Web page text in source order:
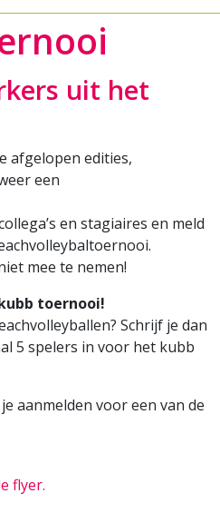
uit het
afgelopen edities,
een
en stagiaires en meld
mee te nemen!
toernooi!
Schrijf je dan
5 spelers in voor het kubb
aanmelden voor een van de
flyer.